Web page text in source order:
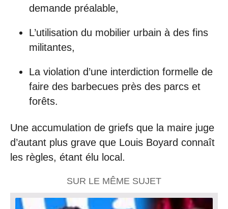
demande préalable,
L’utilisation du mobilier urbain à des fins
militantes,
La violation d’une interdiction formelle de
faire des barbecues près des parcs et
forêts.
Une accumulation de griefs que la maire juge
d’autant plus grave que Louis Boyard connaît
les règles, étant élu local.
SUR LE MÊME SUJET